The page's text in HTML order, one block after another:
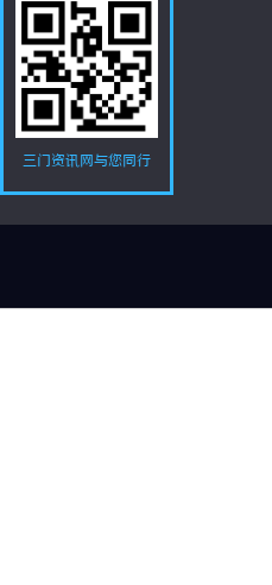
三门资讯网与您同行